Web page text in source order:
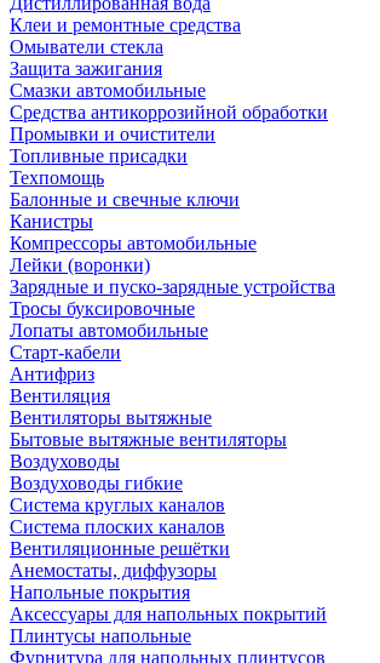
Клеи и ремонтные средства
Омыватели стекла
Защита зажигания
Смазки автомобильные
Средства антикоррозийной обработки
Промывки и очистители
Топливные присадки
Техпомощь
Балонные и свечные ключи
Канистры
Компрессоры автомобильные
Лейки (воронки)
Зарядные и пуско-зарядные устройства
Тросы буксировочные
Лопаты автомобильные
Старт-кабели
Антифриз
Вентиляция
Вентиляторы вытяжные
Бытовые вытяжные вентиляторы
Воздуховоды
Воздуховоды гибкие
Система круглых каналов
Система плоских каналов
Вентиляционные решётки
Анемостаты, диффузоры
Напольные покрытия
Аксессуары для напольных покрытий
Плинтусы напольные
Фурнитура для напольных плинтусов